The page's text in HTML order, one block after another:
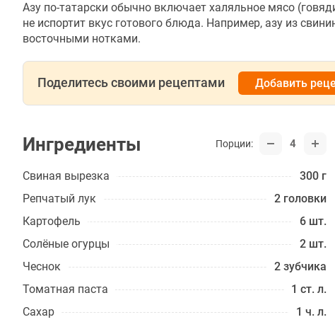
Азу по-татарски обычно включает халяльное мясо
не испортит вкус готового блюда. Например, азу из
восточными нотками.
Поделитесь своими рецептами Добавить
Ингредиенты Порции: 4
Свиная вырезка
300 г
Репчатый лук
2 головки
Картофель
6 шт.
Солёные огурцы
2 шт.
Чеснок
2 зубчика
Томатная паста
1 ст. л.
Сахар
1 ч. л.